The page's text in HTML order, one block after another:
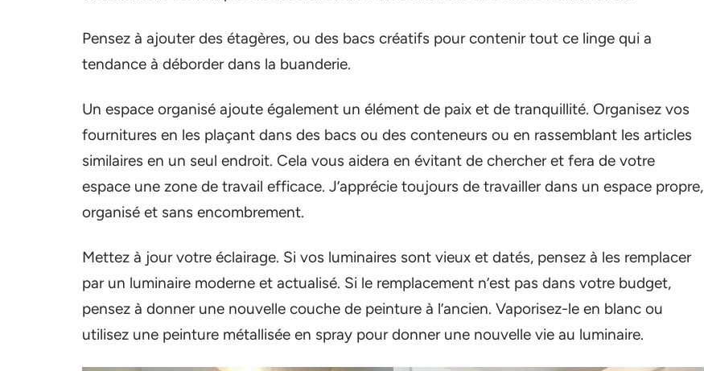
Pensez à ajouter des étagères, ou des bacs créatifs pour contenir tout ce linge qui a
tendance à déborder dans la buanderie.
Un espace organisé ajoute également un élément de paix et de tranquillité. Organisez vos
fournitures en les plaçant dans des bacs ou des conteneurs ou en rassemblant les articles
similaires en un seul endroit. Cela vous aidera en évitant de chercher et fera de votre
espace une zone de travail efficace. J’apprécie toujours de travailler dans un espace propre,
organisé et sans encombrement.
Mettez à jour votre éclairage. Si vos luminaires sont vieux et datés, pensez à les remplacer
par un luminaire moderne et actualisé. Si le remplacement n’est pas dans votre budget,
pensez à donner une nouvelle couche de peinture à l’ancien. Vaporisez-le en blanc ou
utilisez une peinture métallisée en spray pour donner une nouvelle vie au luminaire.